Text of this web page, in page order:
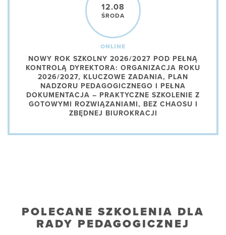
12.08
ŚRODA
ONLINE
NOWY ROK SZKOLNY 2026/2027 POD PEŁNĄ
KONTROLĄ DYREKTORA: ORGANIZACJA ROKU
2026/2027, KLUCZOWE ZADANIA, PLAN
NADZORU PEDAGOGICZNEGO I PEŁNA
DOKUMENTACJA – PRAKTYCZNE SZKOLENIE Z
GOTOWYMI ROZWIĄZANIAMI, BEZ CHAOSU I
ZBĘDNEJ BIUROKRACJI
POLECANE SZKOLENIA DLA
RADY PEDAGOGICZNEJ